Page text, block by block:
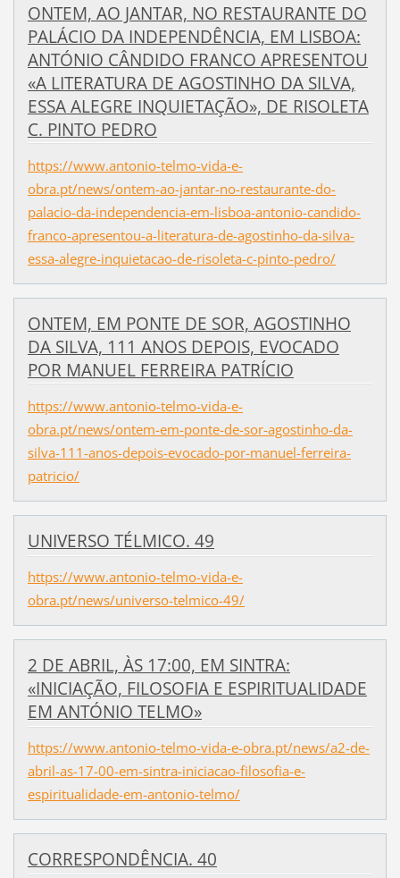
ONTEM, AO JANTAR, NO RESTAURANTE DO
PALÁCIO DA INDEPENDÊNCIA, EM LISBOA:
ANTÓNIO CÂNDIDO FRANCO APRESENTOU
«A LITERATURA DE AGOSTINHO DA SILVA,
ESSA ALEGRE INQUIETAÇÃO», DE RISOLETA
C. PINTO PEDRO
https://www.antonio-telmo-vida-e-
obra.pt/news/ontem-ao-jantar-no-restaurante-do-
palacio-da-independencia-em-lisboa-antonio-candido-
franco-apresentou-a-literatura-de-agostinho-da-silva-
essa-alegre-inquietacao-de-risoleta-c-pinto-pedro/
ONTEM, EM PONTE DE SOR, AGOSTINHO
DA SILVA, 111 ANOS DEPOIS, EVOCADO
POR MANUEL FERREIRA PATRÍCIO
https://www.antonio-telmo-vida-e-
obra.pt/news/ontem-em-ponte-de-sor-agostinho-da-
silva-111-anos-depois-evocado-por-manuel-ferreira-
patricio/
UNIVERSO TÉLMICO. 49
https://www.antonio-telmo-vida-e-
obra.pt/news/universo-telmico-49/
2 DE ABRIL, ÀS 17:00, EM SINTRA:
«INICIAÇÃO, FILOSOFIA E ESPIRITUALIDADE
EM ANTÓNIO TELMO»
https://www.antonio-telmo-vida-e-obra.pt/news/a2-de-
abril-as-17-00-em-sintra-iniciacao-filosofia-e-
espiritualidade-em-antonio-telmo/
CORRESPONDÊNCIA. 40